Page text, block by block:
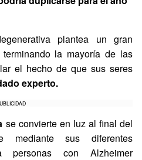
plantea un gran
la mayoría de las
el hecho de que sus seres
experto.
se convierte en luz al final del
mediante sus diferentes
personas con Alzheimer